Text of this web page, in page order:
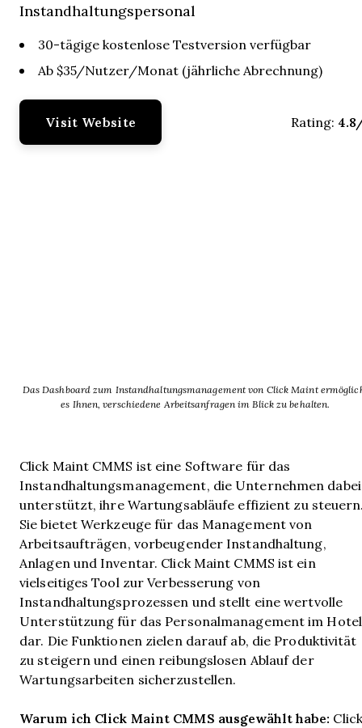
Instandhaltungspersonal
30-tägige kostenlose Testversion verfügbar
Ab $35/Nutzer/Monat (jährliche Abrechnung)
Visit Website Rating:
Das Dashboard zum Instandhaltungsmanagement von Click Maint
es Ihnen, verschiedene Arbeitsanfragen im Blick zu behalten.
Click Maint CMMS ist eine Software für das
Instandhaltungsmanagement, die Unternehmen dabei
unterstützt, ihre Wartungsabläufe effizient zu
Sie bietet Werkzeuge für das Management von
Arbeitsaufträgen, vorbeugender Instandhaltung,
Anlagen und Inventar. Click Maint CMMS ist ein
vielseitiges Tool zur Verbesserung von
Instandhaltungsprozessen und stellt eine wertvolle
Unterstützung für das Personalmanagement im Hotel
dar. Die Funktionen zielen darauf ab, die Produktivität
zu steigern und einen reibungslosen Ablauf der
Wartungsarbeiten sicherzustellen.
Warum ich Click Maint CMMS ausgewählt habe: Click